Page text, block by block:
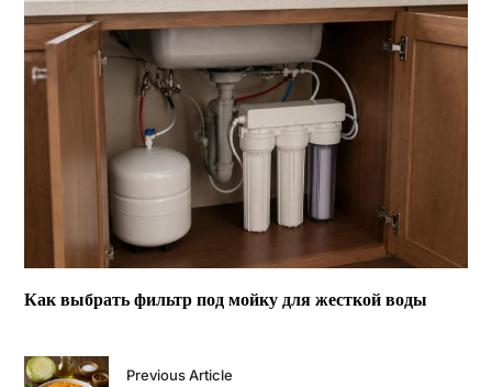
Как выбрать фильтр под мойку для жесткой воды
Previous Article